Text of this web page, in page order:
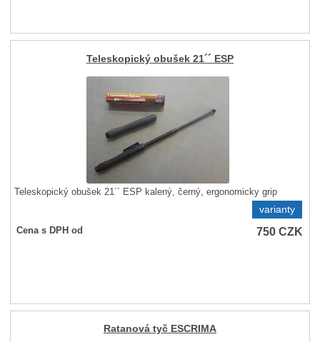
Teleskopický obušek 21´´ ESP
Teleskopický obušek 21´´ ESP kalený, černý, ergonomicky grip
varianty
Cena s DPH od 750CZK
Ratanová tyč ESCRIMA